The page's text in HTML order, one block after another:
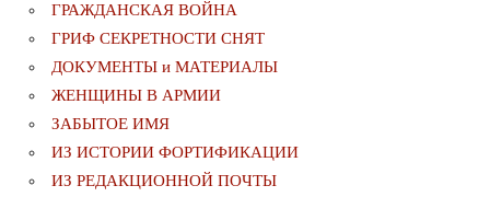
ГРАЖДАНСКАЯ ВОЙНА
ГРИФ СЕКРЕТНОСТИ СНЯТ
ДОКУМЕНТЫ и МАТЕРИАЛЫ
ЖЕНЩИНЫ В АРМИИ
ЗАБЫТОЕ ИМЯ
ИЗ ИСТОРИИ ФОРТИФИКАЦИИ
ИЗ РЕДАКЦИОННОЙ ПОЧТЫ